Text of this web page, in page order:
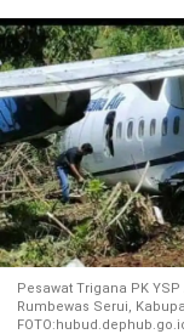
Pesawat Trigana PK
Rumbewas Serui,